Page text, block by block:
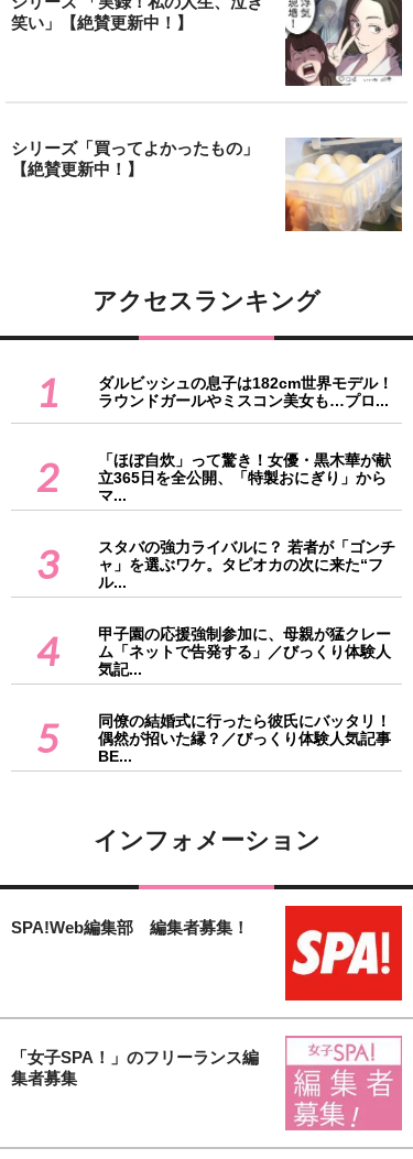
笑い」【絶賛更新中！】
シリーズ「買ってよかったもの」
【絶賛更新中！】
アクセスランキング
1
ダルビッシュの息子は182cm世界モデル！
ラウンドガールやミスコン美女も…プロ...
2
「ほぼ自炊」って驚き！女優・黒木華が献
立365日を全公開、「特製おにぎり」から
マ...
3
スタバの強力ライバルに？ 若者が「ゴンチ
ャ」を選ぶワケ。タピオカの次に来た“フ
ル...
4
甲子園の応援強制参加に、母親が猛クレー
ム「ネットで告発する」／びっくり体験人
気記...
5
同僚の結婚式に行ったら彼氏にバッタリ！
偶然が招いた縁？／びっくり体験人気記事
BE...
インフォメーション
SPA!Web編集部 編集者募集！
「女子SPA！」のフリーランス編
集者募集